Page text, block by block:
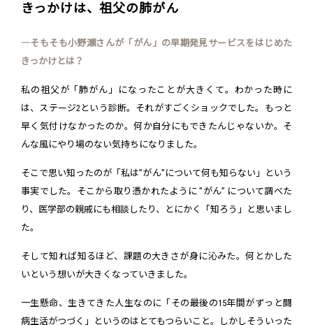
きっかけは、祖父の肺がん
―そもそも小野瀨さんが「がん」の早期発見サービスをはじめた
きっかけとは？
私の祖父が「肺がん」になったことが大きくて。わかった時に
は、ステージ2という診断。それがすごくショックでした。もっと
早く気付けなかったのか。何か自分にもできたんじゃないか。そ
んな風にやり場のない気持ちになりました。
そこで思い知ったのが「私は”がん”について何も知らない」という
事実でした。そこから取り憑かれたように ”がん” について調べた
り、医学部の親戚にも相談したり、とにかく「知ろう」と思いまし
た。
そして知れば知るほど、課題の大きさが身に沁みた。何とかした
いという想いが大きくなっていきました。
一生懸命、生きてきた人生なのに「その最後の15年間がずっと闘
病生活がつづく」というのはとてもつらいこと。しかしそういった